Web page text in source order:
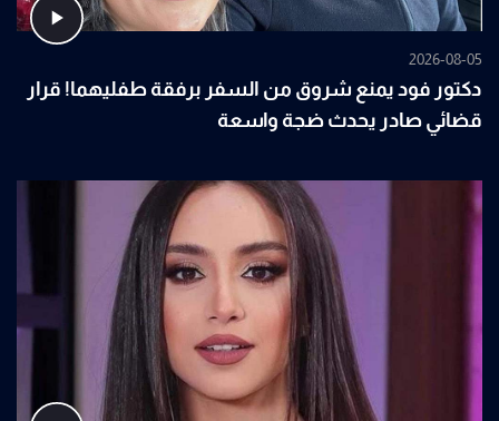
2026-08-05
دكتور فود يمنع شروق من السفر برفقة طفليهما! قرار
قضائي صادر يحدث ضجة واسعة